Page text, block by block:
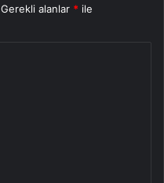
Gerekli alanlar * ile